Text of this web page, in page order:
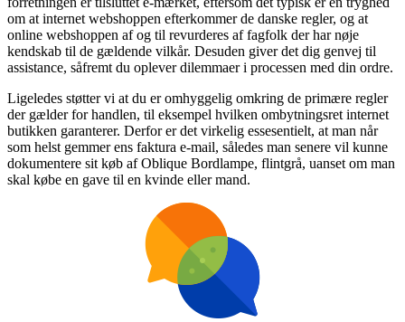
om at internet webshoppen efterkommer de danske regler, og at
online webshoppen af og til revurderes af fagfolk der har nøje
kendskab til de gældende vilkår. Desuden giver det dig genvej til
assistance, såfremt du oplever dilemmaer i processen med din ordre.
Ligeledes støtter vi at du er omhyggelig omkring de primære regler
der gælder for handlen, til eksempel hvilken ombytningsret internet
butikken garanterer. Derfor er det virkelig essesentielt, at man når
som helst gemmer ens faktura e-mail, således man senere vil kunne
dokumentere sit køb af Oblique Bordlampe, flintgrå, uanset om man
skal købe en gave til en kvinde eller mand.